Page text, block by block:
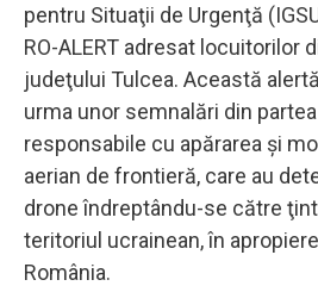
pentru Situaţii de Urgenţă
RO-ALERT adresat locuitorilor
judeţului Tulcea. Această
urma unor semnalări din
responsabile cu apărarea şi
aerian de frontieră, care au
drone îndreptându-se către
teritoriul ucrainean, în
România.